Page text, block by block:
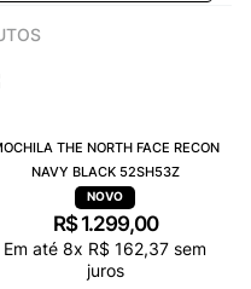
THE NORTH FACE RECON
NAVY BLACK 52SH53Z
R$ 1.299,00
Em até 8x R$ 162,37 sem
juros